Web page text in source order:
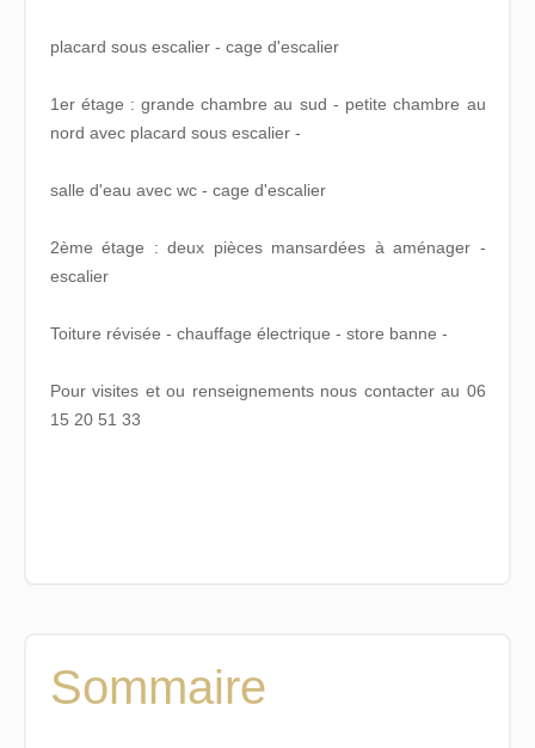
placard sous escalier - cage d'escalier
1er étage : grande chambre au sud - petite chambre au
nord avec placard sous escalier -
salle d'eau avec wc - cage d'escalier
2ème étage : deux pièces mansardées à aménager -
escalier
Toiture révisée - chauffage électrique - store banne -
Pour visites et ou renseignements nous contacter au 06
15 20 51 33
Sommaire